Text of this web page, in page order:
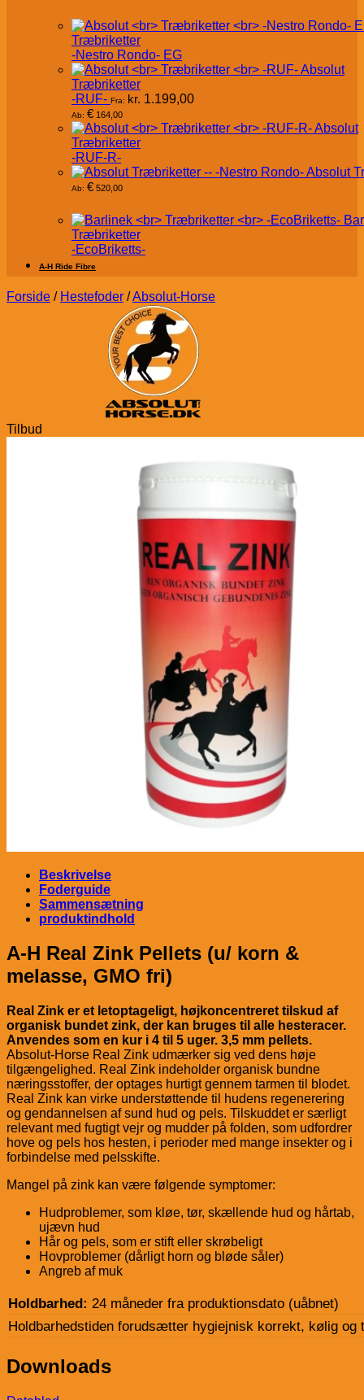
Træbriketter
-Nestro Rondo- EG
Absolut
Træbriketter
-RUF- Fra: kr. 1.199,00
Ab: € 164,00
Absolut
Træbriketter
-RUF-R-
Absolut
Ab: € 520,00
Træbriketter
-EcoBriketts-
A-H Ride Fibre
Forside / Hestefoder /Absolut-Horse
Tilbud
Beskrivelse
Foderguide
Sammensætning
produktindhold
A-H Real Zink Pellets (u/ korn &
melasse, GMO fri)
Real Zink er et letoptageligt, højkoncentreret tilskud af
organisk bundet zink, der kan bruges til alle hesteracer.
Anvendes som en kur i 4 til 5 uger. 3,5 mm pellets.
Absolut-Horse Real Zink udmærker sig ved dens høje
tilgængelighed. Real Zink indeholder organisk bundne
næringsstoffer, der optages hurtigt gennem tarmen til blodet.
Real Zink kan virke understøttende til hudens regenerering
og gendannelsen af sund hud og pels. Tilskuddet er særligt
relevant med fugtigt vejr og mudder på folden, som udfordrer
hove og pels hos hesten, i perioder med mange insekter og i
forbindelse med pelsskifte.
Mangel på zink kan være følgende symptomer:
Hudproblemer, som kløe, tør, skællende hud og hårtab,
ujævn hud
Hår og pels, som er stift eller skrøbeligt
Hovproblemer (dårligt horn og bløde såler)
Angreb af muk
Holdbarhed: 24 måneder fra produktionsdato (uåbnet)
Holdbarhedstiden forudsætter hygiejnisk korrekt, kølig og
Downloads